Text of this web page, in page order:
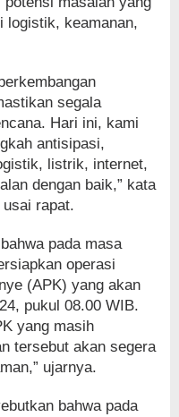
logistik, keamanan,
segala
Hari ini, kami
antisipasi,
listrik, internet,
dengan baik,” kata
rapat.
pada masa
operasi
(APK) yang akan
pukul 08.00 WIB.
yang masih
tersebut akan segera
ujarnya.
bahwa pada